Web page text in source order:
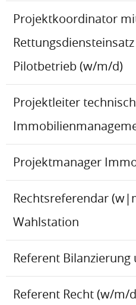
Projektkoordinator
Rettungsdiensteinsatz
Pilotbetrieb (w/m/d)
Projektleiter
Projektmanager
Rechtsreferendar
Wahlstation
Referent
Referent Recht (w/m/